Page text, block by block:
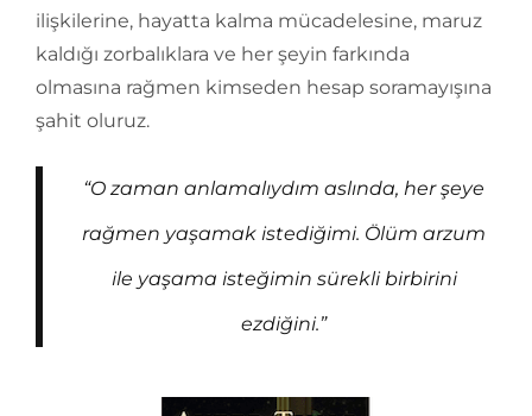
ilişkilerine, hayatta kalma mücadelesine, maruz
kaldığı zorbalıklara ve her şeyin farkında
olmasına rağmen kimseden hesap soramayışına
şahit oluruz.
“O zaman anlamalıydım aslında, her şeye
rağmen yaşamak istediğimi. Ölüm arzum
ile yaşama isteğimin sürekli birbirini
ezdiğini.”